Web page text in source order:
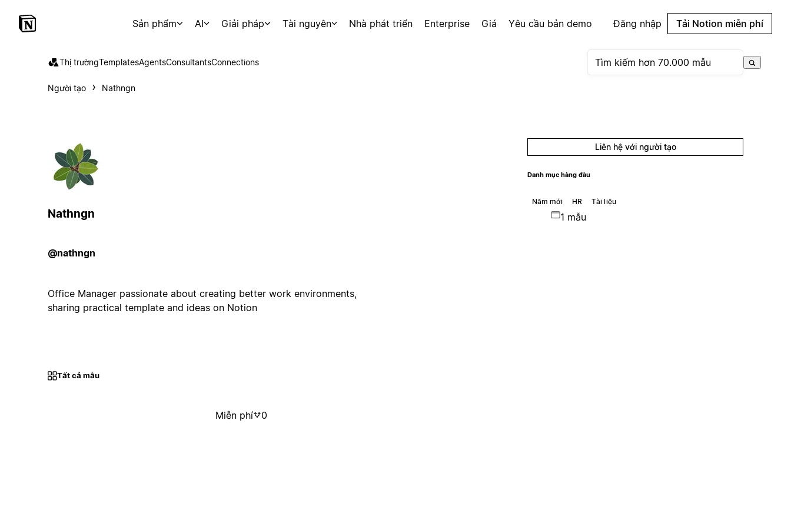
Sản phẩm AI Giải pháp Tài nguyên Nhà phát triển Enterprise Giá Yêu cầu bản demo Đăng nhập Tải Notion miễn phí
Thị trườngTemplatesAgentsConsultantsConnections
Người tạo Nathngn
Nathngn
@nathngn
Office Manager passionate about creating better work environments,
sharing practical template and ideas on Notion
Liên hệ với người tạo
Danh mục hàng đầu
Năm mới HR Tài liệu
1 mẫu
Tất cả mẫu
Miễn phí 0